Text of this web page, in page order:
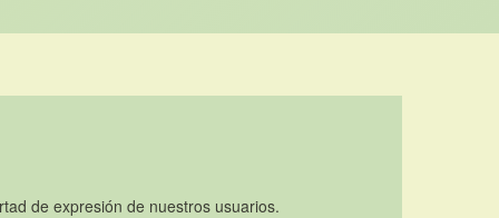
de expresión de nuestros usuarios.